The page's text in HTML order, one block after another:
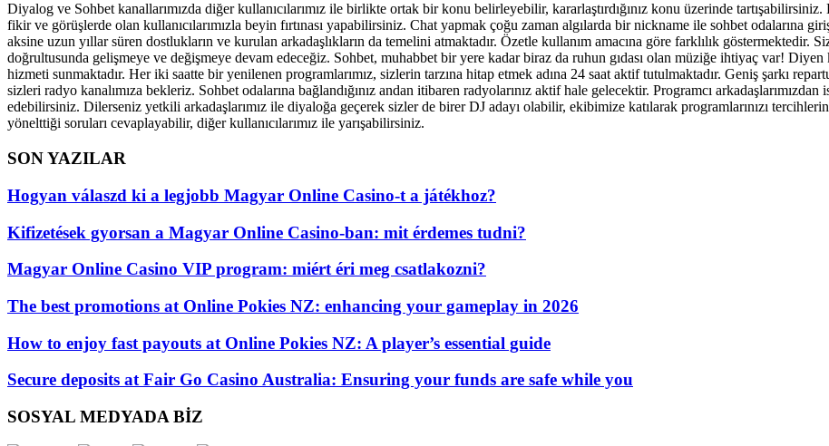
Diyalog ve Sohbet kanallarımızda diğer kullanıcılarımız ile birlikte ortak bir konu belirleyebilir, kararlaştırdığınız konu üzerinde
fikir ve görüşlerde olan kullanıcılarımızla beyin fırtınası yapabilirsiniz. Chat yapmak çoğu zaman algılarda bir nickname ile sohbet odalarına
aksine uzun yıllar süren dostlukların ve kurulan arkadaşlıkların da temelini atmaktadır. Özetle kullanım amacına göre farklılık göstermektedir.
doğrultusunda gelişmeye ve değişmeye devam edeceğiz. Sohbet, muhabbet bir yere kadar biraz da ruhun gıdası olan müziğe ihtiyaç var! Diyen
hizmeti sunmaktadır. Her iki saatte bir yenilenen programlarımız, sizlerin tarzına hitap etmek adına 24 saat aktif tutulmaktadır. Geniş şarkı
sizleri radyo kanalımıza bekleriz. Sohbet odalarına bağlandığınız andan itibaren radyolarınız aktif hale gelecektir. Programcı
edebilirsiniz. Dilerseniz yetkili arkadaşlarımız ile diyaloğa geçerek sizler de birer DJ adayı olabilir, ekibimize katılarak programlarınızı
yönelttiği soruları cevaplayabilir, diğer kullanıcılarımız ile yarışabilirsiniz.
SON YAZILAR
Hogyan válaszd ki a legjobb Magyar Online Casino-t a játékhoz?
Kifizetések gyorsan a Magyar Online Casino-ban: mit érdemes tudni?
Magyar Online Casino VIP program: miért éri meg csatlakozni?
The best promotions at Online Pokies NZ: enhancing your gameplay in 2026
How to enjoy fast payouts at Online Pokies NZ: A player’s essential guide
Secure deposits at Fair Go Casino Australia: Ensuring your funds are safe while you
SOSYAL MEDYADA BİZ